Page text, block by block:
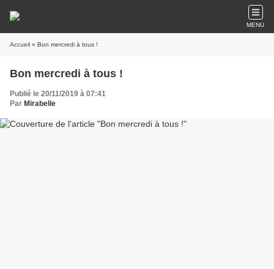
MENU
Accueil » Bon mercredi à tous !
Bon mercredi à tous !
Publié le 20/11/2019 à 07:41
Par Mirabelle